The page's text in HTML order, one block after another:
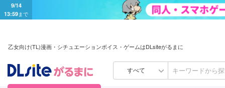
9/14
13:59まで
乙女向け(TL)漫画・シチュエーションボイス・ゲームはDLsiteがるまに
すべて